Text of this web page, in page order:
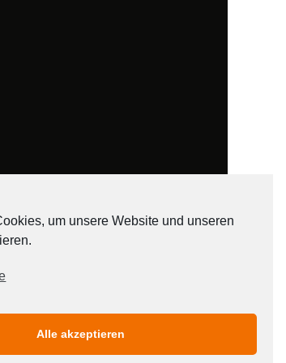
um unsere Website und unseren
Alle akzeptieren